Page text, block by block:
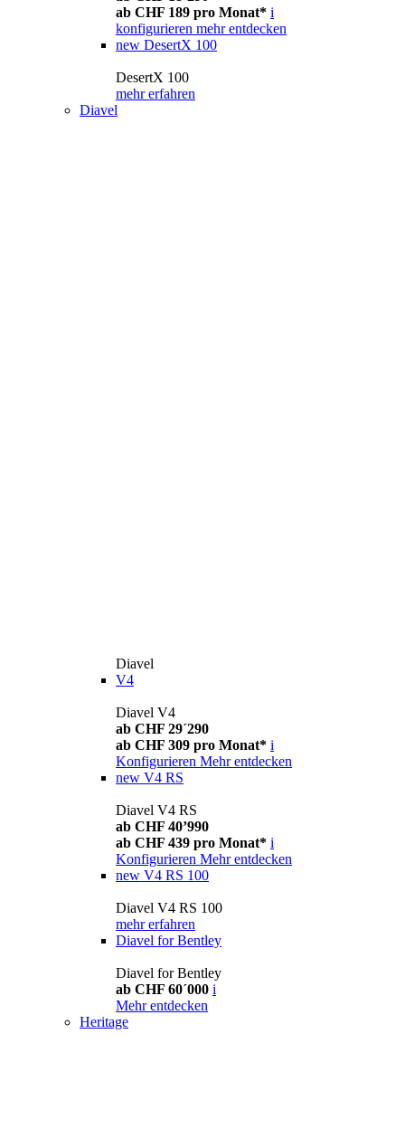
ab CHF 189 pro Monat* i
konfigurieren mehr entdecken
new DesertX 100
DesertX 100
mehr erfahren
Diavel
Diavel
V4
Diavel V4
ab CHF 29´290
ab CHF 309 pro Monat* i
Konfigurieren Mehr entdecken
new V4 RS
Diavel V4 RS
ab CHF 40’990
ab CHF 439 pro Monat* i
Konfigurieren Mehr entdecken
new V4 RS 100
Diavel V4 RS 100
mehr erfahren
Diavel for Bentley
Diavel for Bentley
ab CHF 60´000 i
Mehr entdecken
Heritage